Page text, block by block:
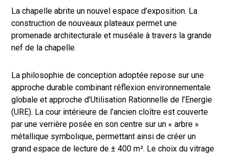
La chapelle abrite un nouvel espace d’exposition. La
construction de nouveaux plateaux permet une
promenade architecturale et muséale à travers la grande
nef de la chapelle.
La philosophie de conception adoptée repose sur une
approche durable combinant réflexion environnementale
globale et approche d’Utilisation Rationnelle de l’Energie
(URE). La cour intérieure de l’ancien cloître est couverte
par une verrière posée en son centre sur un « arbre »
métallique symbolique, permettant ainsi de créer un
grand espace de lecture de ± 400 m². Le choix du vitrage